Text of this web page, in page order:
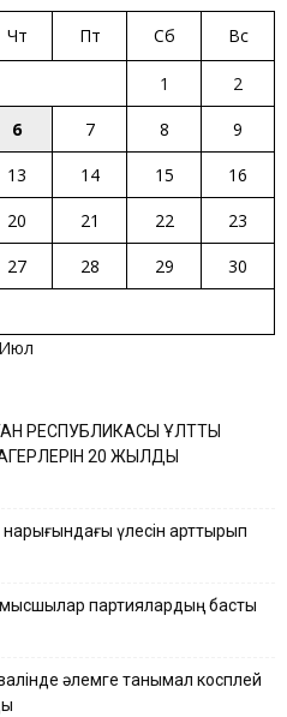
Чт Пт Сб Вс
1
2
6 7 8
9
13 14 15
16
20 21 22
23
27 28 29
30
РЕСПУБЛИКАСЫ ҰЛТТЫҚ
20 ЖЫЛДЫҚ
үлесін арттырып
партиялардың басты
әлемге танымал косплей